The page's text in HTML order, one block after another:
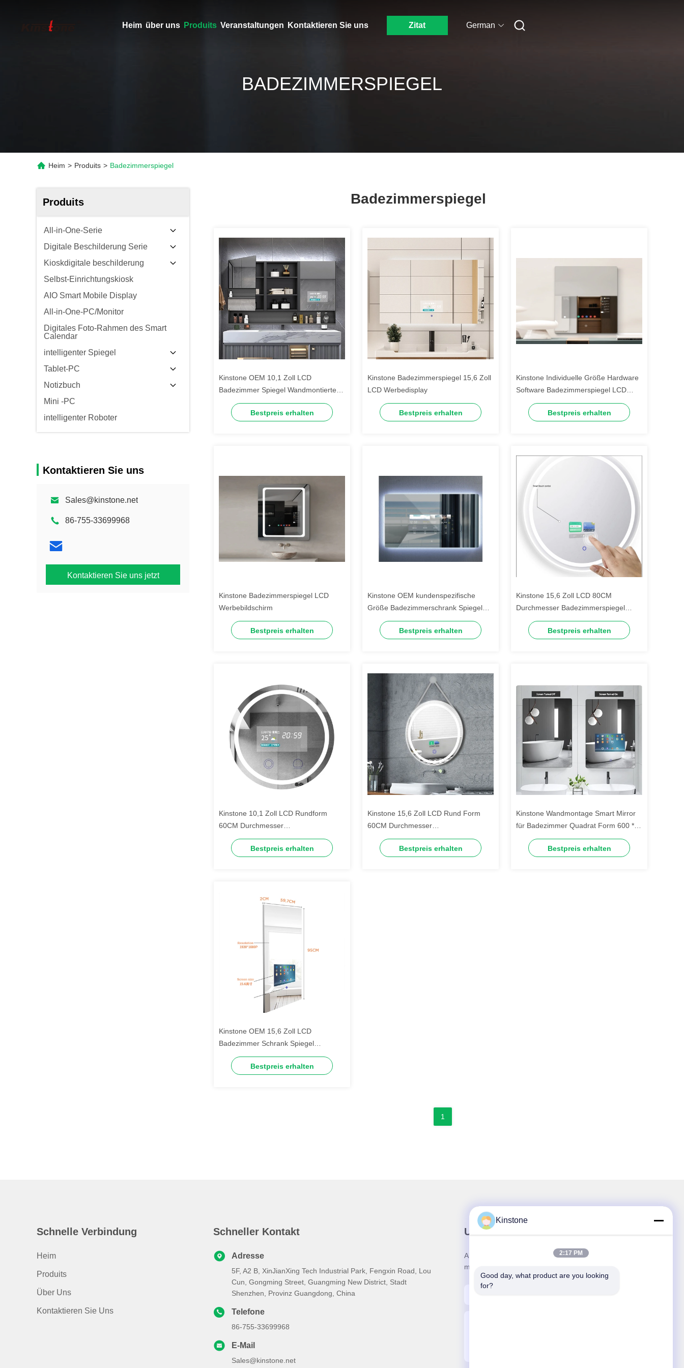
Heim über uns Produits Veranstaltungen Kontaktieren Sie uns Zitat German
BADEZIMMERSPIEGEL
Heim > Produits > Badezimmerspiegel
Produits
All-in-One-Serie
Digitale Beschilderung Serie
Kioskdigitale beschilderung
Selbst-Einrichtungskiosk
AIO Smart Mobile Display
All-in-One-PC/Monitor
Digitales Foto-Rahmen des Smart
Calendar
intelligenter Spiegel
Tablet-PC
Notizbuch
Mini -PC
intelligenter Roboter
Kontaktieren Sie uns
Sales@kinstone.net
86-755-33699968
Kontaktieren Sie uns jetzt
Badezimmerspiegel
Kinstone OEM 10,1 Zoll LCD
Badezimmer Spiegel Wandmontierte
Badezimmer Intelligente Smart Mirror
Bestpreis erhalten
Kinstone Badezimmerspiegel 15,6 Zoll
LCD Werbedisplay
Bestpreis erhalten
Kinstone Individuelle Größe Hardware
Software Badezimmerspiegel LCD
Werbedisplay
Bestpreis erhalten
Kinstone Badezimmerspiegel LCD
Werbebildschirm
Bestpreis erhalten
Kinstone OEM kundenspezifische
Größe Badezimmerschrank Spiegel
Sprachsteuerung Intelligenter Smart
Mirror
Bestpreis erhalten
Kinstone 15,6 Zoll LCD 80CM
Durchmesser Badezimmerspiegel
Wandmontage Intelligenter Smart
Mirror
Bestpreis erhalten
Kinstone 10,1 Zoll LCD Rundform
60CM Durchmesser
Badezimmerspiegel Wandhängender
Smart MirrorBestpreis erhalten
Kinstone 15,6 Zoll LCD Rund Form
60CM Durchmesser
Badezimmerspiegel Wandhängend
Intelligenter Smart Mirror
Bestpreis erhalten
Kinstone Wandmontage Smart Mirror
für Badezimmer Quadrat Form 600 *
800MM Digitale Beschilderung
Bestpreis erhalten
Kinstone OEM 15,6 Zoll LCD
Badezimmer Schrank Spiegel
Sprachsteuerung Intelligenter Smart
Mirror
Bestpreis erhalten
1
Schnelle Verbindung
Heim
Produits
Über Uns
Kontaktieren Sie Uns
Schneller Kontakt
Adresse
5F, A2 B, XinJianXing Tech Industrial Park, Fengxin Road, Lou
Cun, Gongming Street, Guangming New District, Stadt
Shenzhen, Provinz Guangdong, China
Telefone
86-755-33699968
E-Mail
Sales@kinstone.net
Unser Newsletter
Abonnieren Sie unseren Newsletter für Rabatte und
mehr.
Kinstone
2:17 PM
Good day, what product are you looking
for?